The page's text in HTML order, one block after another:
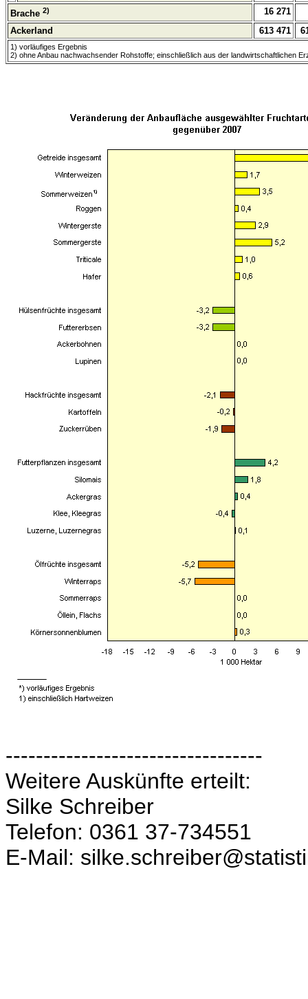
Brache 2)
16 271
Ackerland
613 471
1) vorläufiges Ergebnis
2) ohne Anbau nachwachsender Rohstoffe; einschließlich aus der landwirtschaftlichen
----------------------------------
Weitere Auskünfte erteilt:
Silke Schreiber
Telefon: 0361 37-734551
E-Mail: